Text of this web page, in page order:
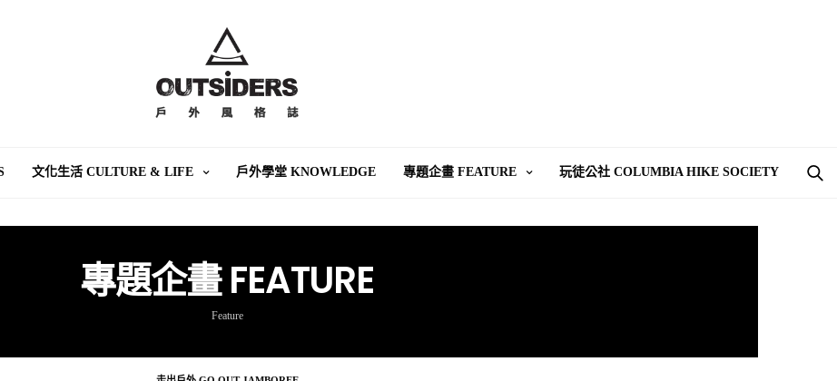
文化生活 CULTURE & LIFE 戶外學堂 KNOWLEDGE 專題企畫 FEATURE 玩徒公社 COLUMBIA HIKE SOCIETY
專題企畫 FEATURE
Feature